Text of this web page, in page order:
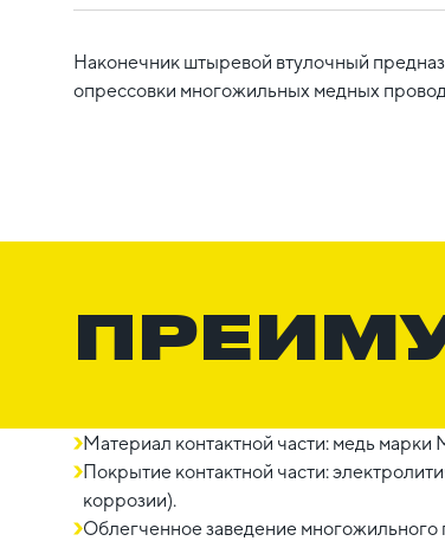
Наконечник штыревой втулочный
опрессовки многожильных медных
Материал контактной части: медь марки
Покрытие контактной части:
коррозии).
Облегченное заведение многожильного